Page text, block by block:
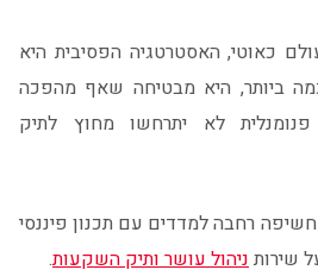
כאוטי, האסטרטגיה הפסיבית היא
ביותר, היא מבטיחה שאף מהפכה
פנומנלית לא יתרחשו מחוץ לתיק
רחבה למדדים עם תכנון פיננסי
שירותניהול עושר ותיק השקעות.